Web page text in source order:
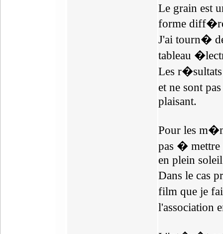
Le grain est
forme
J'ai tourn�
tableau
Les r�sultats
et ne sont
plaisant.
Pour les
pas � mettre
en plein
Dans le cas
film que je
l'association